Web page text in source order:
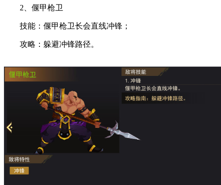
2、偃甲枪卫
技能：偃甲枪卫长会直线冲锋；
攻略：躲避冲锋路径。